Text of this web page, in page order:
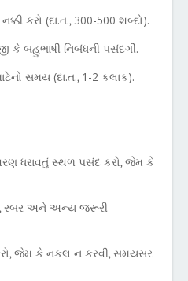
કરો (દા.ત., 300-500 શબ્દો).
કે બહુભાષી નિબંધની પસંદગી.
સમય (દા.ત., 1-2 કલાક).
ધરાવતું સ્થળ પસંદ કરો,જેમ કે
,રબર અને અન્ય જરૂરી
,જેમ કે નકલ ન કરવી,સમયસર